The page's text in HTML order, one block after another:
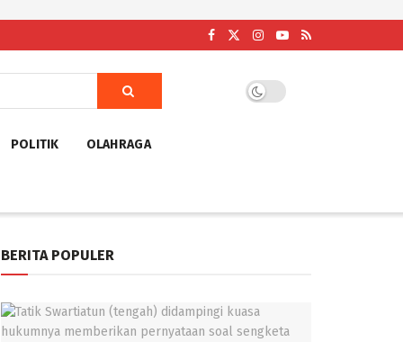
POLITIK OLAHRAGA
BERITA POPULER